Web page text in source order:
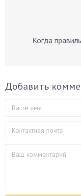
Когда
Добавить